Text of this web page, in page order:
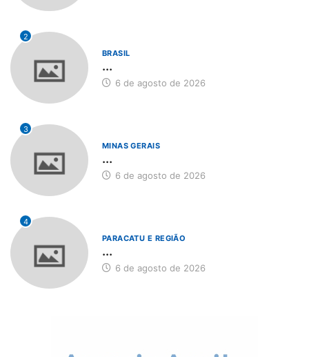
2
BRASIL
...
6 de agosto de 2026
3
MINAS GERAIS
...
6 de agosto de 2026
4
PARACATU E REGIÃO
...
6 de agosto de 2026